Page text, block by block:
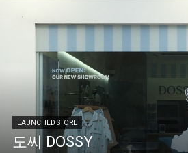
LAUNCHED STORE
도씨 DOSSY